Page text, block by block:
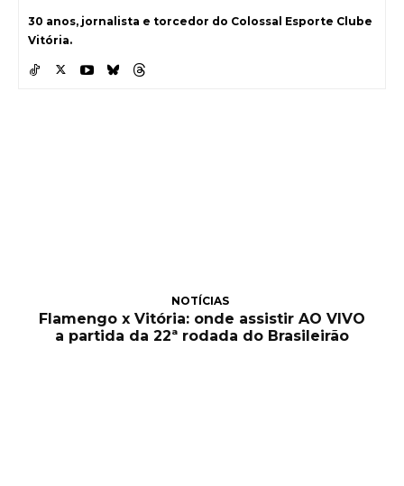
30 anos, jornalista e torcedor do Colossal Esporte Clube
Vitória.
NOTÍCIAS
Flamengo x Vitória: onde assistir AO VIVO
a partida da 22ª rodada do Brasileirão